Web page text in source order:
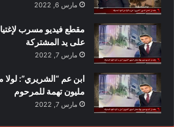
مارس 6, 2022
مقطع فيديو مسرب
على يد المشتركة
مارس 7, 2022
ابن عم “الشريري”: لولا
مليون تهمة للمرحوم
مارس 7, 2022